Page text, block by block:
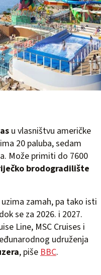
u vlasništvu američke
20 paluba, sedam
Može primiti do 7600
brodogradilište
zamah, pa tako isti
se za 2026. i 2027.
Line, MSC Cruises i
udruženja
, piše BBC.